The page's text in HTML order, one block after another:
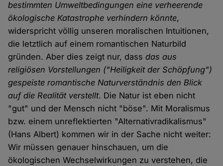
bestimmten Umweltbedingungen eine verheerende
ökologische Katastrophe verhindern könnte,
widerspricht völlig unseren moralischen Intuitionen,
die letztlich auf einem romantischen Naturbild
gründen. Aber dies zeigt nur, dassdas aus
religiösen Vorstellungen ("Heiligkeit der Schöpfung")
gespeiste romantische Naturverständnis den Blick
auf die Realität verstellt. Die Natur ist eben nicht
"gut" und der Mensch nicht "böse". Mit Moralismus
bzw. einem unreflektierten "Alternativradikalismus"
(Hans Albert) kommen wir in der Sache nicht weiter:
Wir müssen genauer hinschauen, um die
ökologischen Wechselwirkungen zu verstehen, die